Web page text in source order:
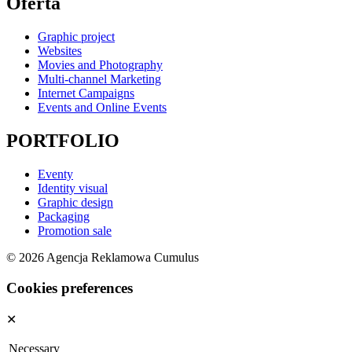
Graphic project
Websites
Movies and Photography
Multi-channel Marketing
Internet Campaigns
Events and Online Events
PORTFOLIO
Eventy
Identity visual
Graphic design
Packaging
Promotion sale
© 2026 Agencja Reklamowa Cumulus
Cookies preferences
✕
Necessary